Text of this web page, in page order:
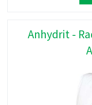
Anhydrit -